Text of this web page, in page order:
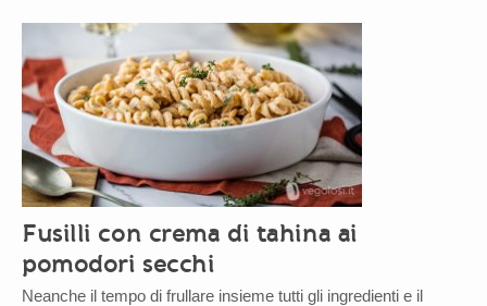
Fusilli con crema di tahina ai
pomodori secchi
Neanche il tempo di frullare insieme tutti gli ingredienti e il